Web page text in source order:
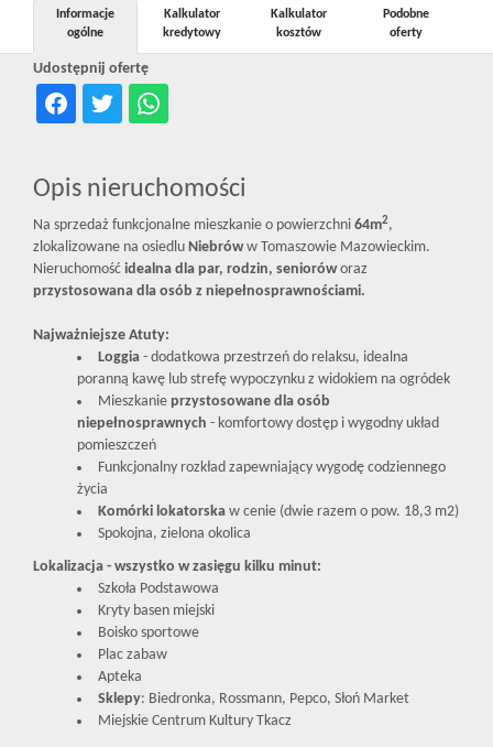
dla
Udostępnij ofertę
Informacje
ogólne
Kalkulator
kredytowy
Kalkulator
kosztów
Podobne
oferty
Opis nieruchomości
Na sprzedaż funkcjonalne mieszkanie o powierzchni 64m2,
zlokalizowane na osiedlu Niebróww Tomaszowie Mazowieckim.
Nieruchomość idealna dla par, rodzin, senioróworaz
przystosowana dla osób z niepełnosprawnościami.
Najważniejsze Atuty:
Loggia - dodatkowa przestrzeń do relaksu, idealna
poranną kawę lub strefę wypoczynku z widokiem na ogródek
Mieszkanie przystosowane dla osób
niepełnosprawnych - komfortowy dostęp i wygodny układ
pomieszczeń
Funkcjonalny rozkład zapewniający wygodę codziennego
życia
Komórki lokatorska w cenie (dwie razem o pow. 18,3 m2)
Spokojna, zielona okolica
Lokalizacja - wszystko w zasięgu kilku minut:
Szkoła Podstawowa
Kryty basen miejski
Boisko sportowe
Plac zabaw
Apteka
Sklepy: Biedronka, Rossmann, Pepco, Słoń Market
Miejskie Centrum Kultury Tkacz